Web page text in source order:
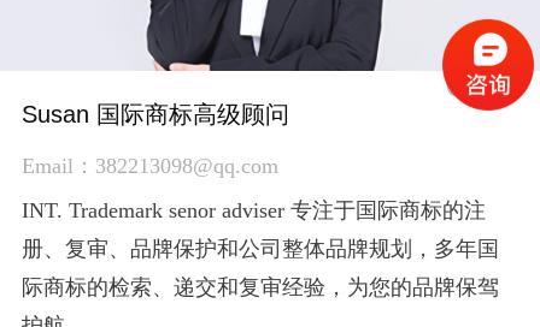
黎经理 海外公司规划师
Email：
INT. Company senor consultant 专注于国际公司注
册、银行开户、国际公司全球战略规划和跨境贸易
平台入驻策划等，为您的国际贸易事业打开新的大
Susan 国际商标高级顾问
Email：382213098@qq.com
INT. Trademark senor adviser 专注于国际商标的注
册、复审、品牌保护和公司整体品牌规划，多年国
际商标的检索、递交和复审经验，为您的品牌保驾
Nancy 国际条码高级顾问 (UPC / EAN)
Email：3028594483@qq.com
INT. Barcode senor adviser 专注于国际条码的注册、
进出口产品条码应用，亚马逊、eBay等平台的
UPC、EAN应用和listing保护，为您的跨境贸易腾飞
黎经理 海外公司规划师
Email：
INT. Company senor consultant 专注于国际公司注
册、银行开户、国际公司全球战略规划和跨境贸易
平台入驻策划等，为您的国际贸易事业打开新的大
Susan 国际商标高级顾问
Email：382213098@qq.com
INT. Trademark senor adviser 专注于国际商标的注
册、复审、品牌保护和公司整体品牌规划，多年国
际商标的检索、递交和复审经验，为您的品牌保驾
01/03